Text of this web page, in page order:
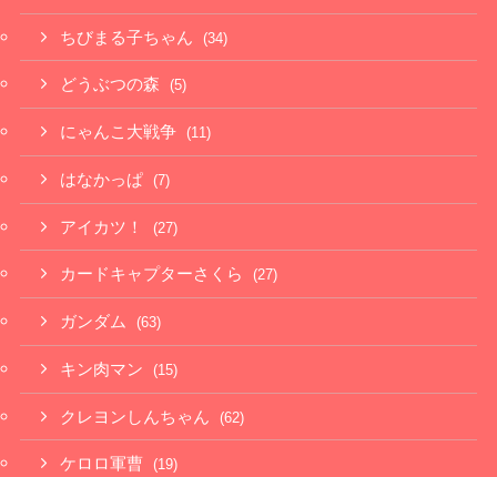
ちびまる子ちゃん (34)
どうぶつの森 (5)
にゃんこ大戦争 (11)
はなかっぱ (7)
アイカツ！ (27)
カードキャプターさくら (27)
ガンダム (63)
キン肉マン (15)
クレヨンしんちゃん (62)
ケロロ軍曹 (19)